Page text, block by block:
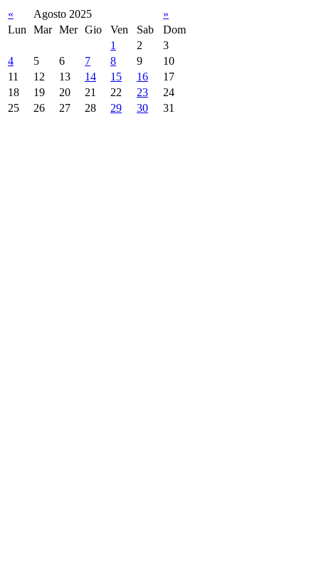
« Agosto 2025
»
Lun
Mar Mer Gio Ven Sab
Dom
1
2
3
4
5 6 7 8 9
10
11
12 13 14 15 16
17
18
19 20 21 22 23
24
25
26 27 28 29 30 31